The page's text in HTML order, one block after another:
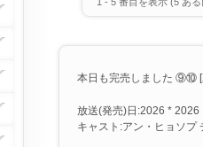
本日も完売しました ⑨⑩
放送(発売)日:2026 * 2026
キャスト:アン・ヒョソプ